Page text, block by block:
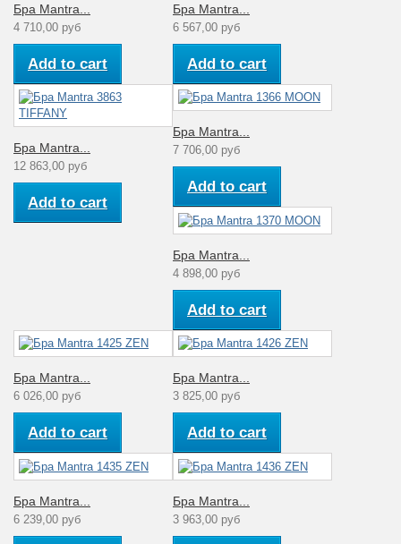
Бра Mantra...
4 710,00 руб
Add to cart
Бра Mantra...
6 567,00 руб
Add to cart
Бра Mantra...
12 863,00 руб
Add to cart
Бра Mantra...
7 706,00 руб
Add to cart
Бра Mantra...
4 898,00 руб
Add to cart
Бра Mantra...
6 026,00 руб
Add to cart
Бра Mantra...
3 825,00 руб
Add to cart
Бра Mantra...
6 239,00 руб
Бра Mantra...
3 963,00 руб